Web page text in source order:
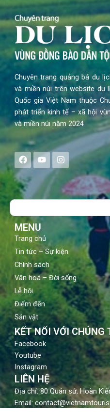
Chuyên trang quảng bá du
và miền núi trên website du
Quốc gia Việt Nam thuộc
phát triển kinh tế – xã hội
và miền núi năm 2024
F
a
c
e
b
o
Y
o
u
t
u
b
I
n
s
a
g
Search
MENU
Trang chủ
Tin tức – Sự kiện
Chính sách
Văn hoá – Đời sống
Lễ hội
Điểm đến
Sản vật
KẾT NỐI VỚI CHÚNG
Facebook
Youtube
Instagram
LIÊN HỆ
Địa chỉ: 80 Quán sứ, Hoàn
Email: